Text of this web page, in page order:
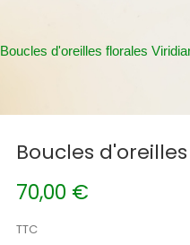
Boucles d'oreilles florales
Boucles
70,00 €
TTC